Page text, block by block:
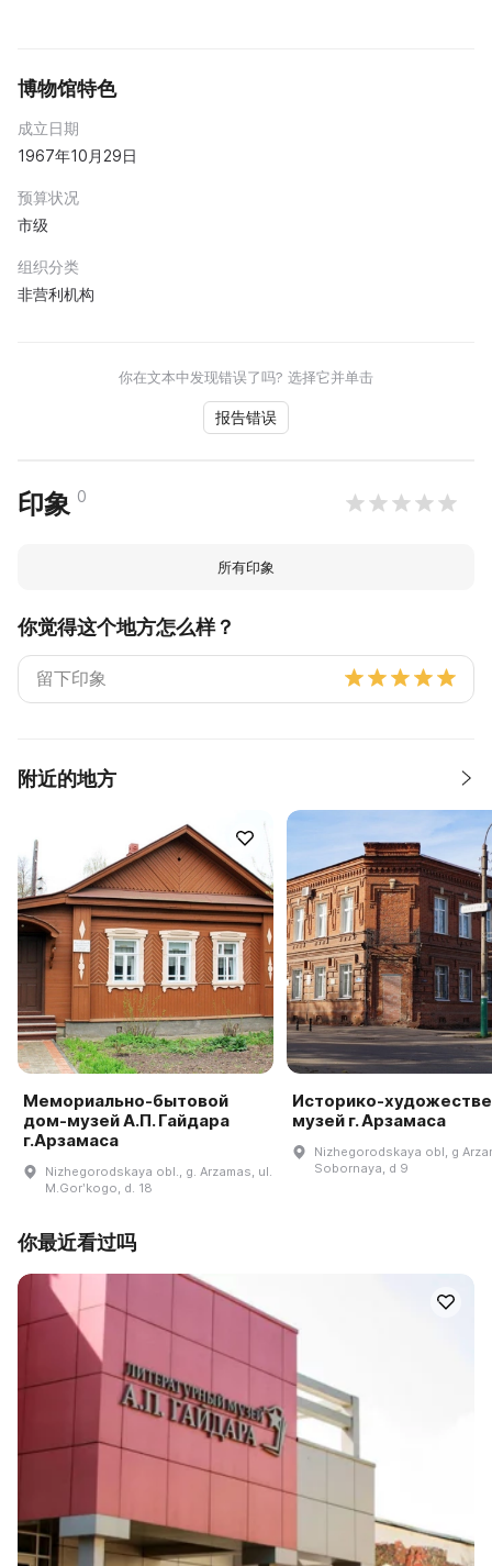
博物馆特色
成立日期
1967年10月29日
预算状况
市级
组织分类
非营利机构
你在文本中发现错误了吗? 选择它并单击
报告错误
印象 0
所有印象
你觉得这个地方怎么样？
附近的地方
Мемориально-бытовой
дом-музей А.П. Гайдара
г.Арзамаса
Nizhegorodskaya obl., g. Arzamas, ul.
M.Gorʹkogo, d. 18
Историко-
музей г. Арзамаса
Nizhegorodskaya obl, g
Sobornaya, d 9
你最近看过吗